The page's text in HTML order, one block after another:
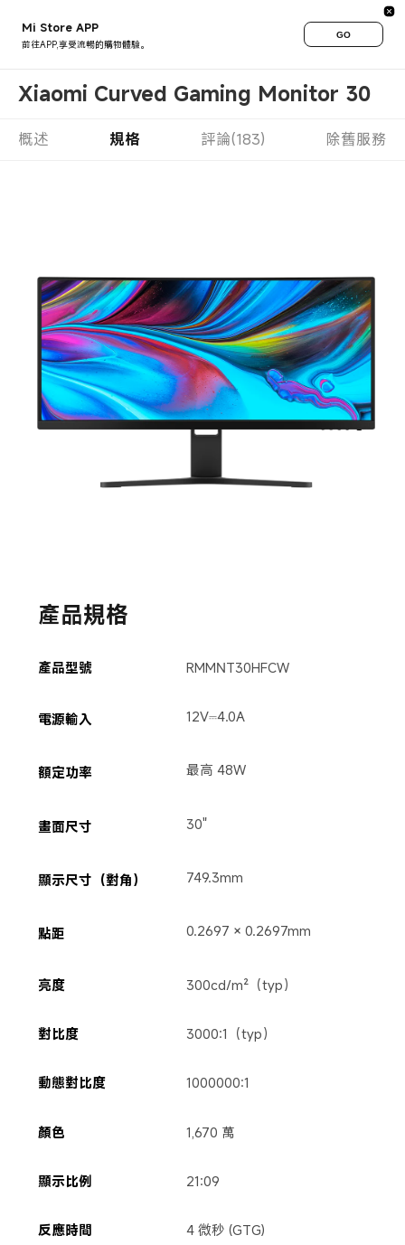
Mi Store APP
前往APP,享受流暢的購物體驗。
GO
Xiaomi Curved Gaming Monitor 30
概述 規格 評論(183) 除舊服務
產品規格
產品型號 RMMNT30HFCW
電源輸入 12V⎓4.0A
額定功率 最高 48W
畫面尺寸 30"
顯示尺寸（對角） 749.3mm
點距 0.2697 × 0.2697mm
亮度 300cd/m²（typ）
對比度 3000:1（typ）
動態對比度 1000000:1
顏色 1,670 萬
顯示比例 21:09
反應時間 4 微秒 (GTG)